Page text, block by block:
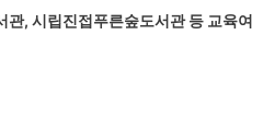
관, 시립진접푸른숲도서관 등 교육여